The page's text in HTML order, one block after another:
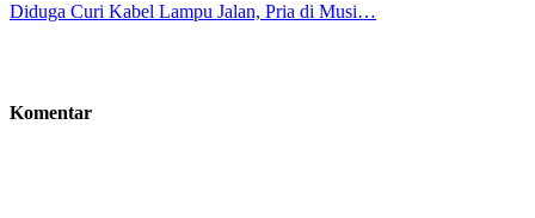
Diduga Curi Kabel Lampu Jalan, Pria di Musi…
Komentar